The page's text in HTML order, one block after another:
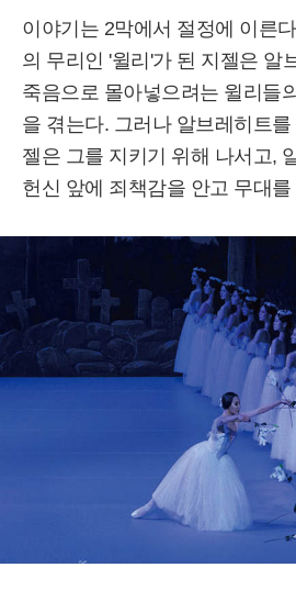
이야기는 2막에서 절정에 이른
의 무리인 '윌리'가 된 지젤은 알
죽음으로 몰아넣으려는 윌리들
을 겪는다. 그러나 알브레히트
젤은 그를 지키기 위해 나서고,
헌신 앞에 죄책감을 안고 무대